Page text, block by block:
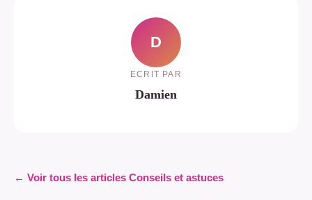
D
ECRIT PAR
Damien
← Voir tous les articles Conseils et astuces